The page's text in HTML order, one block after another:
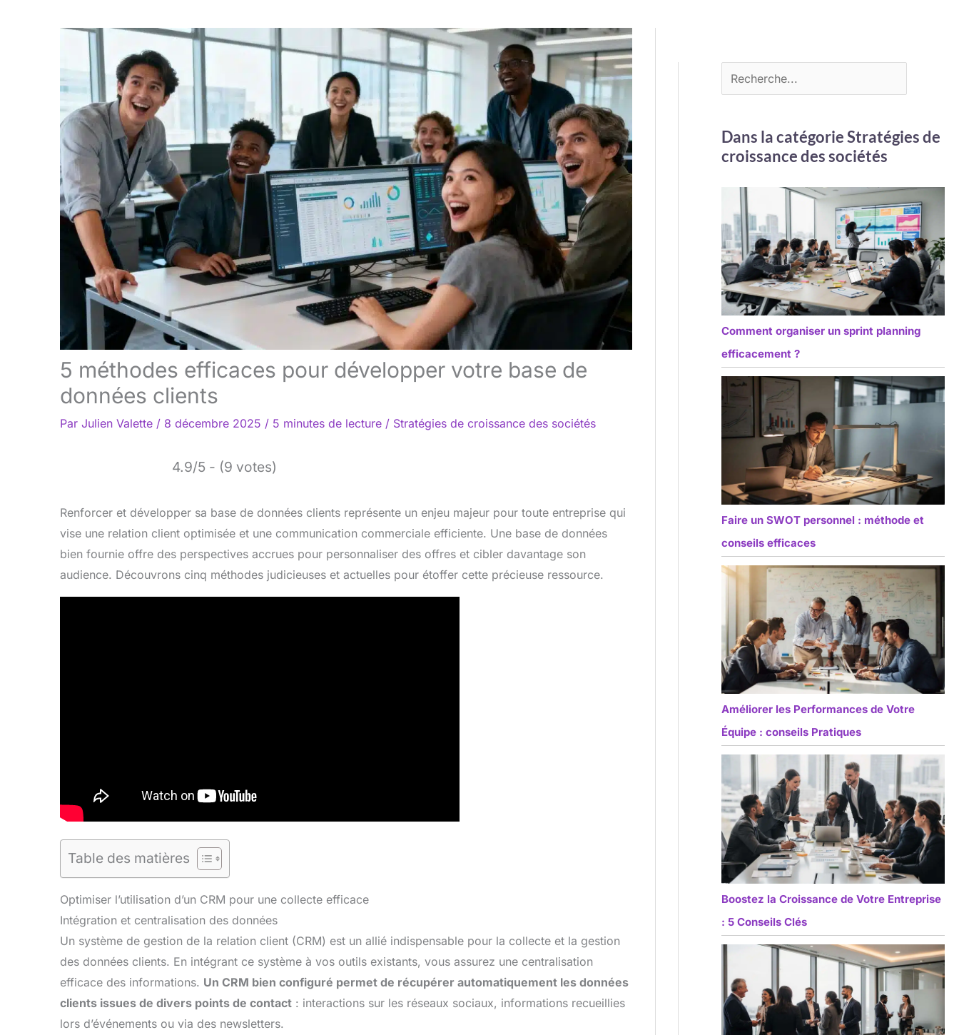
5 méthodes efficaces pour développer votre base de
données clients
Par Julien Valette / 8 décembre 2025 / 5 minutes de lecture / Stratégies de croissance des sociétés
4.9/5 - (9 votes)
Renforcer et développer sa base de données clients représente un enjeu majeur pour toute entreprise qui
vise une relation client optimisée et une communication commerciale efficiente. Une base de données
bien fournie offre des perspectives accrues pour personnaliser des offres et cibler davantage son
audience. Découvrons cinq méthodes judicieuses et actuelles pour étoffer cette précieuse ressource.
Table des matières
Optimiser l’utilisation d’un CRM pour une collecte efficace
Intégration et centralisation des données
Un système de gestion de la relation client (CRM) est un allié indispensable pour la collecte et la gestion
des données clients. En intégrant ce système à vos outils existants, vous assurez une centralisation
efficace des informations. Un CRM bien configuré permet de récupérer automatiquement les données
clients issues de divers points de contact : interactions sur les réseaux sociaux, informations recueillies
lors d’événements ou via des newsletters.
Dans la catégorie Stratégies de
croissance des sociétés
Comment organiser un sprint planning
efficacement ?
Faire un SWOT personnel : méthode et
conseils efficaces
Améliorer les Performances de Votre
Équipe : conseils Pratiques
Boostez la Croissance de Votre Entreprise
: 5 Conseils Clés